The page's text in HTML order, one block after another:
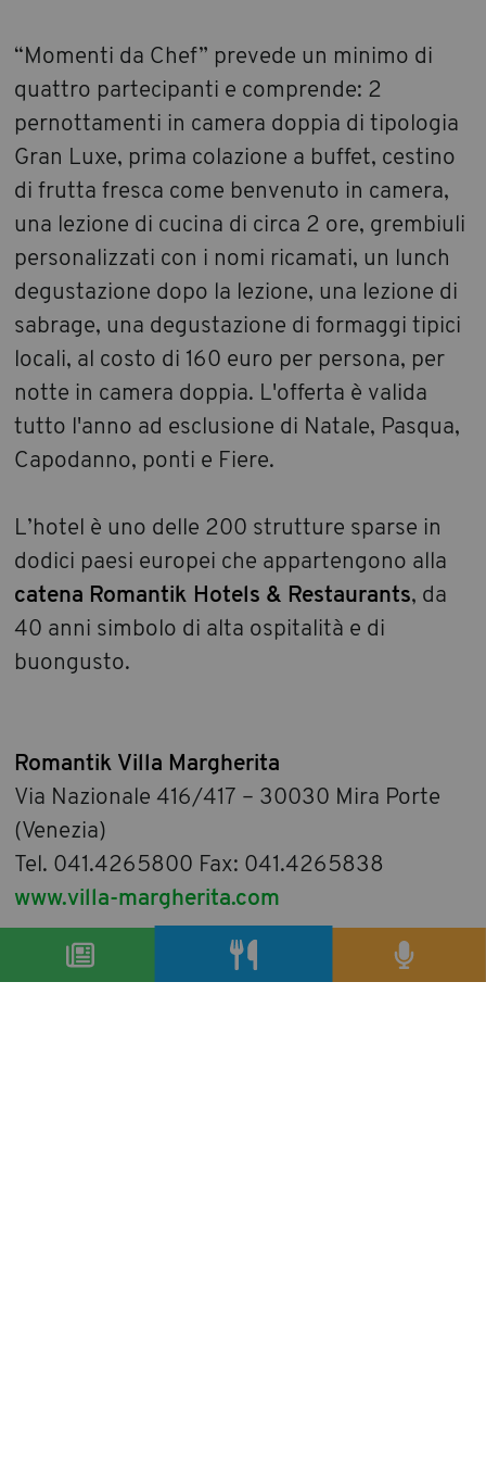
“Momenti da Chef” prevede un minimo di
quattro partecipanti e comprende: 2
pernottamenti in camera doppia di tipologia
Gran Luxe, prima colazione a buffet, cestino
di frutta fresca come benvenuto in camera,
una lezione di cucina di circa 2 ore, grembiuli
personalizzati con i nomi ricamati, un lunch
degustazione dopo la lezione, una lezione di
sabrage, una degustazione di formaggi tipici
locali, al costo di 160 euro per persona, per
notte in camera doppia. L'offerta è valida
tutto l'anno ad esclusione di Natale, Pasqua,
Capodanno, ponti e Fiere.
L’hotel è uno delle 200 strutture sparse in
dodici paesi europei che appartengono alla
catena Romantik Hotels & Restaurants, da
40 anni simbolo di alta ospitalità e di
buongusto.
Romantik Villa Margherita
Via Nazionale 416/417 – 30030 Mira Porte
(Venezia)
Tel. 041.4265800 Fax: 041.4265838
www.villa-margherita.com
condividi